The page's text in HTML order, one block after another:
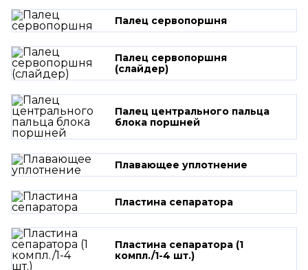
Палец сервопоршня
Палец сервопоршня
(слайдер)
Палец центрального пальца
блока поршней
Плавающее уплотнение
Пластина сепаратора
Пластина сепаратора (1
компл./1-4 шт.)